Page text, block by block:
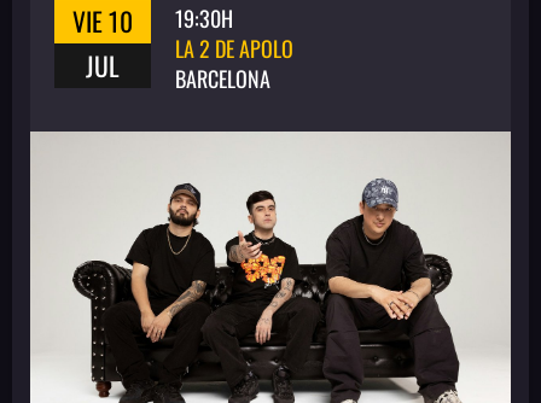
VIE 10
JUL
19:30H
LA 2 DE APOLO
BARCELONA